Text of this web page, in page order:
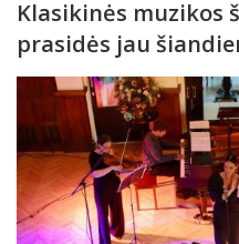
Klasikinės muzikos
prasidės jau